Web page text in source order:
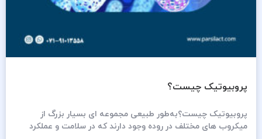
پروبیوتیک چیست؟
پروبیوتیک چیست؟به‌طور طبیعی مجموعه ای بسیار بزرگ از
میکروب های مختلف در روده وجود دارند که در سلامت و عملکرد